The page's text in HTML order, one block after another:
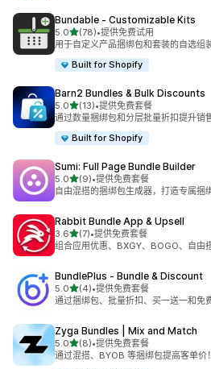
Bundable ‑ Customizable Kits
5.0星（满分 5 星）
(78)
总共 78 条评论
•提供免费试用
用于自定义产品捆绑包和套装的自选组
Built for Shopify
Barn2 Bundles & Bulk Discounts
5.0星（满分 5 星）
(13)
总共 13 条评论
•提供免费套餐
通过数量捆绑包和分层批量折扣提升销
Built for Shopify
Sumi: Full Page Bundle Builder
5.0星（满分 5 星）
(9)
总共 9 条评论
•提供免费套餐
自由混搭的捆绑包生成器，打造专属捆
Rabbit Bundle App & Upsell
3.6星（满分 5 星）
(7)
总共 7 条评论
•提供免费套餐
组合应用优惠、BXGY、BOGO、自由
BundlePlus ‑ Bundle & Discount
5.0星（满分 5 星）
(4)
总共 4 条评论
•提供免费套餐
通过捆绑包、批量折扣、买一送一和免
Zyga Bundles | Mix and Match
5.0星（满分 5 星）
(8)
总共 8 条评论
•提供免费套餐
通过混搭、BYOB 等捆绑包提高客单价！